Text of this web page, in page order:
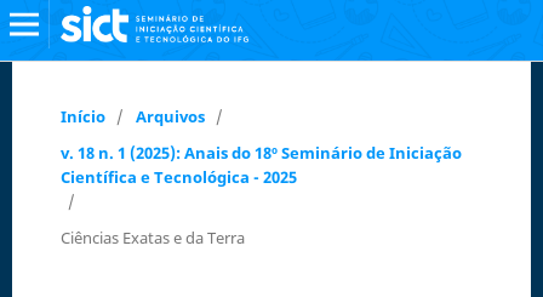
Início / Arquivos /
v. 18 n. 1 (2025): Anais do 18º Seminário de Iniciação
Científica e Tecnológica - 2025
/
Ciências Exatas e da Terra